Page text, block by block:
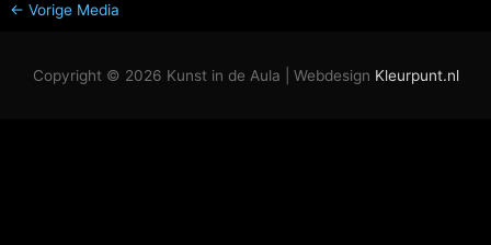
← Vorige Media
Copyright © 2026 Kunst in de Aula | Webdesign Kleurpunt.nl